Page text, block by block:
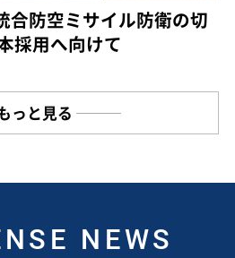
合防空ミサイル防衛の切
採用へ向けて
っと見る
NEWS